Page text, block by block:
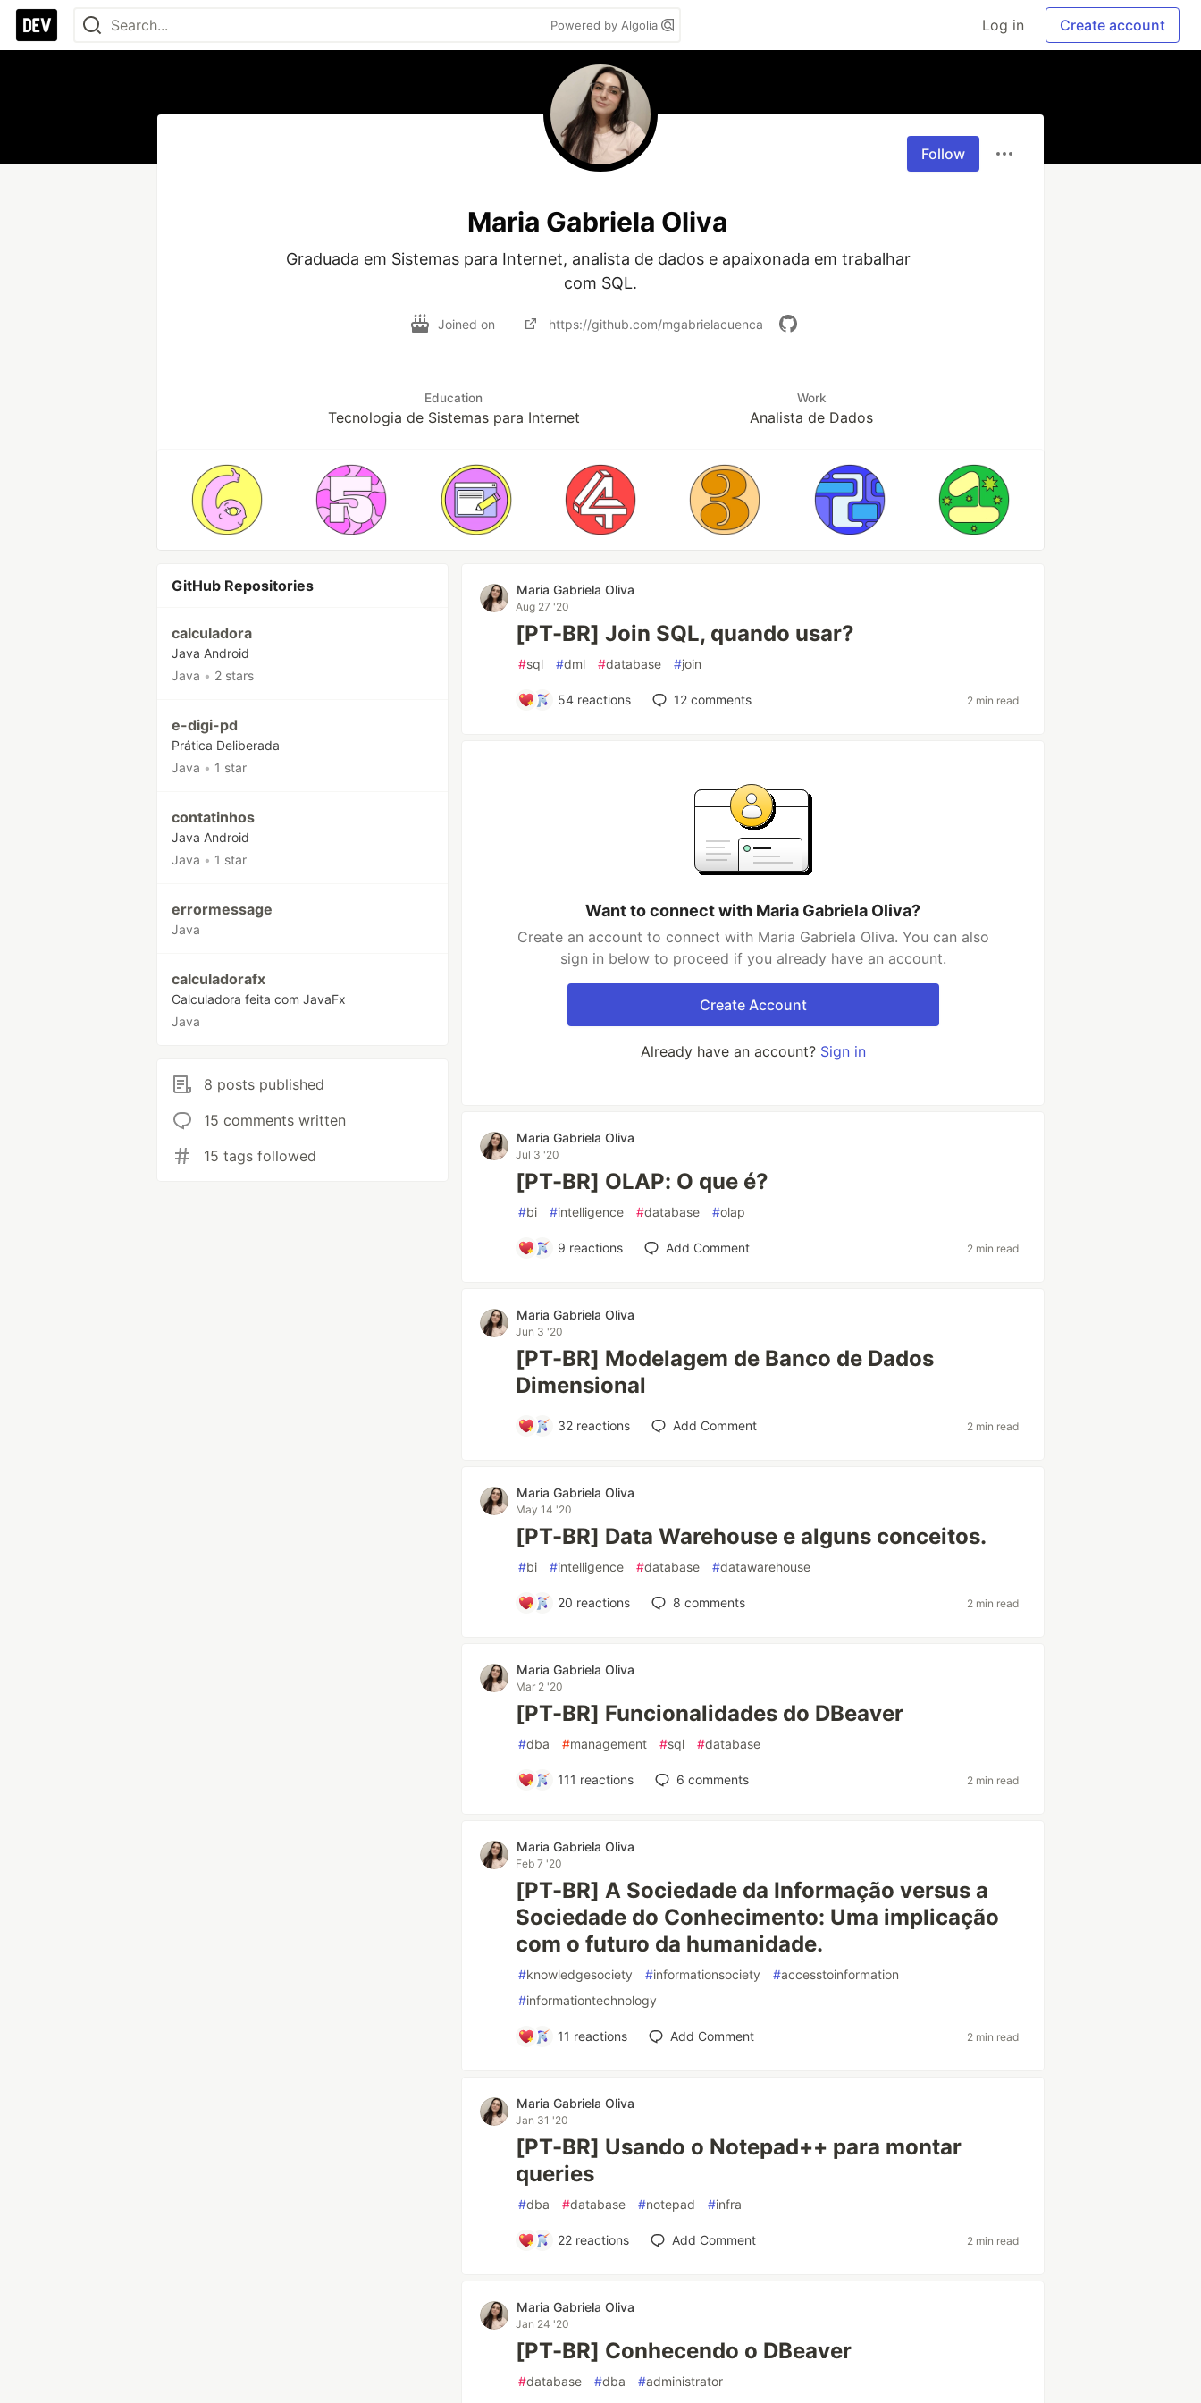
Powered by Algolia Log in Create account
Follow
Maria Gabriela Oliva
Graduada em Sistemas para Internet, analista de dados e apaixonada em trabalhar
com SQL.
Joined on https://github.com/mgabrielacuenca
Education
Tecnologia de Sistemas para Internet
Work
Analista de Dados
GitHub Repositories
calculadora
Java Android
Java • 2 stars
e-digi-pd
Prática Deliberada
Java • 1 star
contatinhos
Java Android
Java • 1 star
errormessage
Java
calculadorafx
Calculadora feita com JavaFx
Java
8 posts published
15 comments written
15 tags followed
Maria Gabriela Oliva
Aug 27 '20
[PT-BR] Join SQL, quando usar?
#sql #dml #database #join
54 reactions 12 comments 2 min read
Want to connect with Maria Gabriela Oliva?
Create an account to connect with Maria Gabriela Oliva. You can also
sign in below to proceed if you already have an account.
Create Account
Already have an account? Sign in
Maria Gabriela Oliva
Jul 3 '20
[PT-BR] OLAP: O que é?
#bi #intelligence #database #olap
9 reactions Add Comment 2 min read
Maria Gabriela Oliva
Jun 3 '20
[PT-BR] Modelagem de Banco de Dados
Dimensional
32 reactions Add Comment 2 min read
Maria Gabriela Oliva
May 14 '20
[PT-BR] Data Warehouse e alguns conceitos.
#bi #intelligence #database #datawarehouse
20 reactions 8 comments 2 min read
Maria Gabriela Oliva
Mar 2 '20
[PT-BR] Funcionalidades do DBeaver
#dba #management #sql #database
111 reactions 6 comments 2 min read
Maria Gabriela Oliva
Feb 7 '20
[PT-BR] A Sociedade da Informação versus a
Sociedade do Conhecimento: Uma implicação
com o futuro da humanidade.
#knowledgesociety #informationsociety #accesstoinformation
#informationtechnology
11 reactions Add Comment 2 min read
Maria Gabriela Oliva
Jan 31 '20
[PT-BR] Usando o Notepad++ para montar
queries
#dba #database #notepad #infra
22 reactions Add Comment 2 min read
Maria Gabriela Oliva
Jan 24 '20
[PT-BR] Conhecendo o DBeaver
#database #dba #administrator